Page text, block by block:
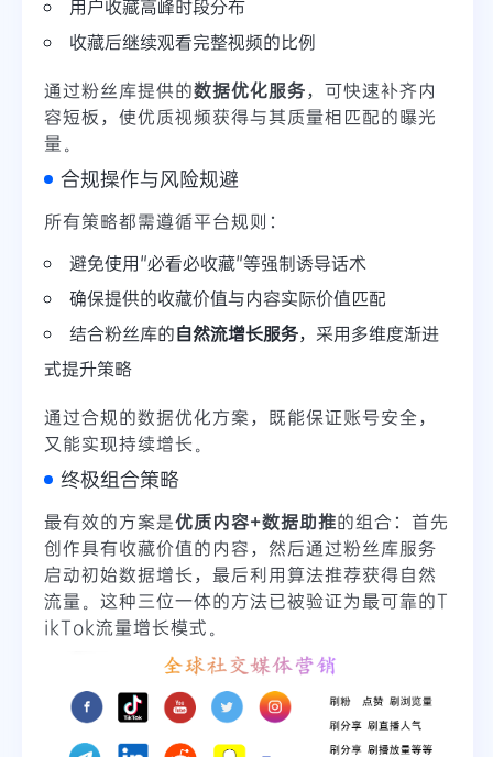
用户收藏高峰时段分布
收藏后继续观看完整视频的比例
通过粉丝库提供的数据优化服务，可快速补齐内
容短板，使优质视频获得与其质量相匹配的曝光
量。
合规操作与风险规避
所有策略都需遵循平台规则：
避免使用"必看必收藏"等强制诱导话术
确保提供的收藏价值与内容实际价值匹配
结合粉丝库的自然流增长服务，采用多维度渐进
式提升策略
通过合规的数据优化方案，既能保证账号安全，
又能实现持续增长。
终极组合策略
最有效的方案是优质内容+数据助推的组合：首先
创作具有收藏价值的内容，然后通过粉丝库服务
启动初始数据增长，最后利用算法推荐获得自然
流量。这种三位一体的方法已被验证为最可靠的T
ikTok流量增长模式。